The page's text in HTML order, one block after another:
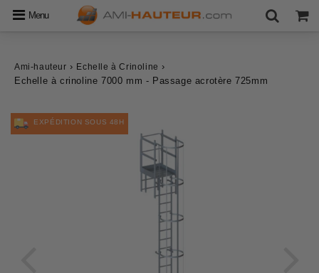
Menu
Ami-hauteur › Echelle à Crinoline ›
Echelle à crinoline 7000 mm - Passage acrotère 725mm
EXPÉDITION SOUS 48H